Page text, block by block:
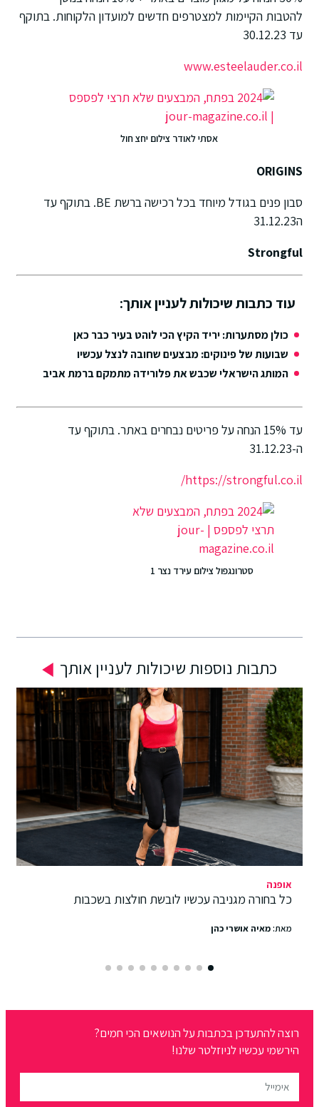
להטבות הקיימות למצטרפים חדשים למועדון הלקוחות. בתוקף
עד 30.12.23
www.esteelauder.co.il
אסתי לאודר צילום יחצ חול
ORIGINS
סבון פנים בגודל מיוחד בכל רכישה ברשת BE. בתוקף עד
ה31.12.23
Strongful
עוד כתבות שיכולות לעניין אותך:
כולן מסתערות: יריד הקיץ הכי לוהט בעיר כבר כאן
שבועות של פינוקים: מבצעים שחובה לנצל עכשיו
המותג הישראלי שכבש את פלורידה מתמקם ברמת אביב
עד 15% הנחה על פריטים נבחרים באתר. בתוקף עד
ה-31.12.23
https://strongful.co.il/
סטרונגפול צילום עירד נצר 1
כתבות נוספות שיכולות לעניין אותך
אופנה
כל בחורה מגניבה עכשיו לובשת חולצות בשכבות
מאת:מאיה אושרי כהן
רוצה להתעדכן בכתבות על הנושאים הכי חמים?
הירשמי עכשיו לניוזלטר שלנו!